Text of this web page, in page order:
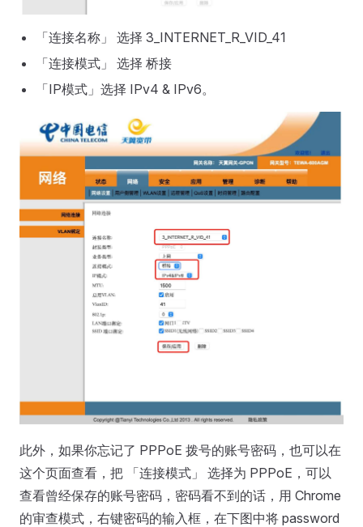
「连接名称」 选择 3_INTERNET_R_VID_41
「连接模式」 选择 桥接
「IP模式」选择 IPv4 & IPv6。
此外，如果你忘记了 PPPoE 拨号的账号密码，也可以在
这个页面查看，把 「连接模式」 选择为 PPPoE，可以
查看曾经保存的账号密码，密码看不到的话，用 Chrome
的审查模式，右键密码的输入框，在下图中将 password